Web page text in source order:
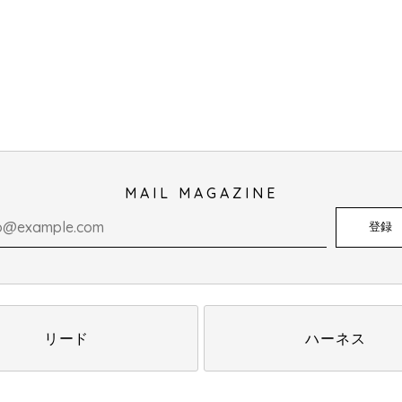
MAIL MAGAZINE
登録
リード ハーネス